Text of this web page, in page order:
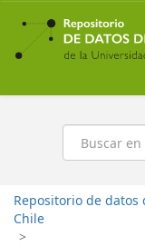
Ir
contenido
principal
Buscar
Repositorio de
Chile
>